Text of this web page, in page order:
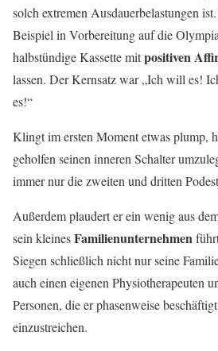
solch extremen Ausdauerbelastungen
Beispiel in Vorbereitung auf die
halbstündige Kassette mitpositiven
lassen. Der Kernsatz war „Ich will es!
es!“
Klingt im ersten Moment etwas plump,
geholfen seinen inneren Schalter
immer nur die zweiten und dritten
Außerdem plaudert er ein wenig aus
sein kleinesFamilienunternehmen
Siegen schließlich nicht nur seine
auch einen eigenen Physiotherapeuten
Personen, die er phasenweise
einzustreichen.